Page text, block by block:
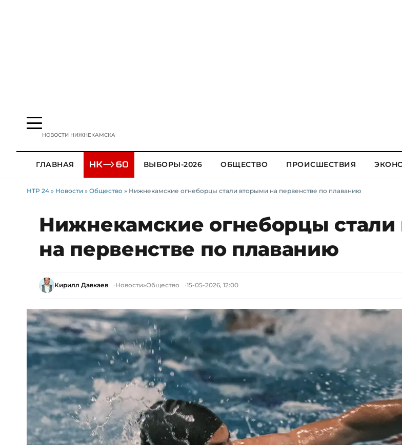
НОВОСТИ НИЖНЕКАМСКА
ГЛАВНАЯ ВЫБОРЫ-2026 ОБЩЕСТВО ПРОИСШЕСТВИЯ
НТР 24 » Новости » Общество » Нижнекамские огнеборцы стали вторыми на первенстве по плаванию
Нижнекамские огнеборцы
на первенстве по плаванию
Кирилл Давкаев Новости»Общество 15-05-2026, 12:00